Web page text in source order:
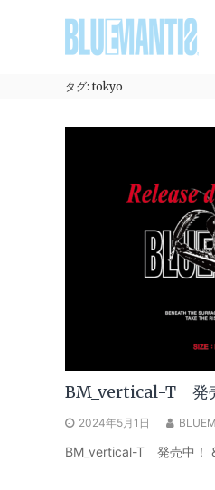
BLUEMANTIS
タグ: tokyo
BM_vertical-T 発
2024年5月1日
BM_vertical-T 発売中！